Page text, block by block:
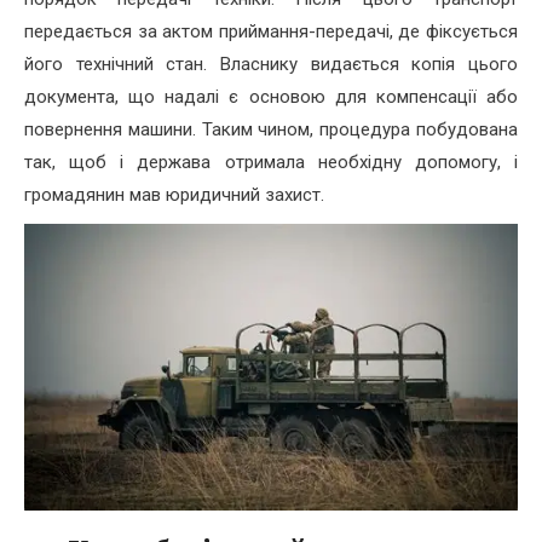
передається за актом приймання-передачі, де фіксується
його технічний стан. Власнику видається копія цього
документа, що надалі є основою для компенсації або
повернення машини. Таким чином, процедура побудована
так, щоб і держава отримала необхідну допомогу, і
громадянин мав юридичний захист.